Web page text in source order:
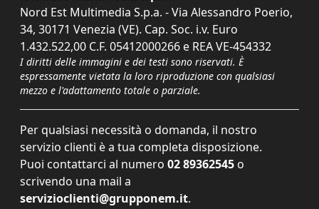
Nord Est Multimedia S.p.a. - Via Alessandro Poerio,
34, 30171 Venezia (VE). Cap. Soc. i.v. Euro
1.432.522,00 C.F. 05412000266 e REA VE-454332
I diritti delle immagini e dei testi sono riservati. È
espressamente vietata la loro riproduzione con qualsiasi
mezzo e l'adattamento totale o parziale.
Per qualsiasi necessità o domanda, il nostro
servizio clienti è a tua completa disposizione.
Puoi contattarci al numero 02 89362545 o
scrivendo una mail a
servizioclienti@grupponem.it.